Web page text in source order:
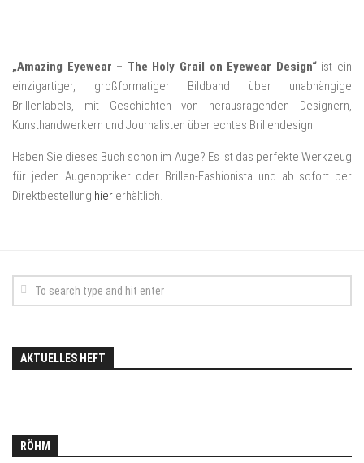
„Amazing Eyewear – The Holy Grail on Eyewear Design“ist ein
einzigartiger, großformatiger Bildband über unabhängige
Brillenlabels, mit Geschichten von herausragenden Designern,
Kunsthandwerkern und Journalisten über echtes Brillendesign.
Haben Sie dieses Buch schon im Auge? Es ist das perfekte Werkzeug
für jeden Augenoptiker oder Brillen-Fashionista und ab sofort per
Direktbestellung hier erhältlich.
AKTUELLES HEFT
RÖHM